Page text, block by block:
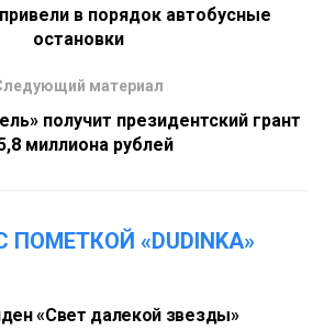
в порядок автобусные
остановки
материал
получит президентский грант
миллиона рублей
«DUDINKA»
«Свет далекой звезды»